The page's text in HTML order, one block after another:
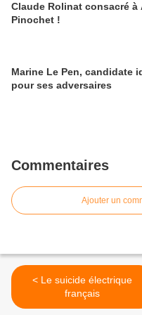
Claude Rolinat consacré à
Pinochet !
Marine Le Pen, candidate
pour ses adversaires
Commentaires
Ajouter un
< Le suicide électrique
français